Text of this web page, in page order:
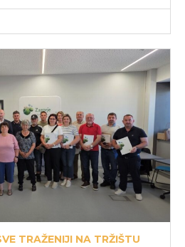
TRAŽENIJI NA TRŽIŠTU